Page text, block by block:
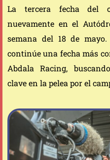
La tercera fecha del
nuevamente en el
semana del 18 de
continúe una fecha más
Abdala Racing,
clave en la pelea por el